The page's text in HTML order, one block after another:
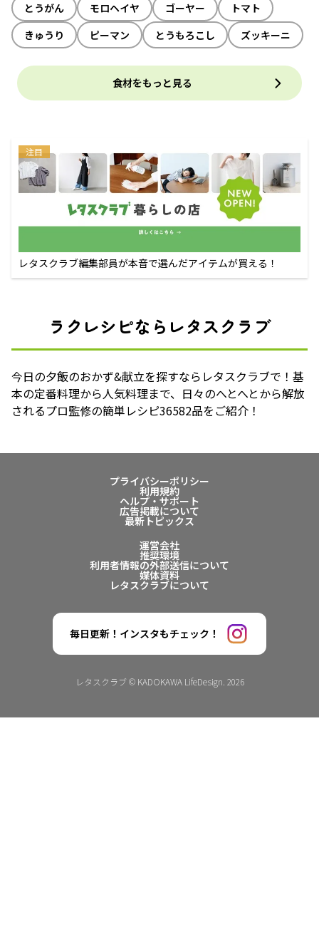
とうがん モロヘイヤ ゴーヤー
トマト
きゅうり
ピーマン とうもろこし ズッキーニ
食材をもっと見る
注目
レタスクラブ編集部員が本音で選んだアイテムが買える！
ラクレシピならレタスクラブ
今日の夕飯のおかず&献立を探すならレタスクラブで！基
本の定番料理から人気料理まで、日々のへとへとから解放
されるプロ監修の簡単レシピ36582品をご紹介！
プライバシーポリシー
利用規約
ヘルプ・サポート
広告掲載について
最新トピックス
運営会社
推奨環境
利用者情報の外部送信について
媒体資料
レタスクラブについて
毎日更新！インスタもチェック！
レタスクラブ © KADOKAWA LifeDesign. 2026